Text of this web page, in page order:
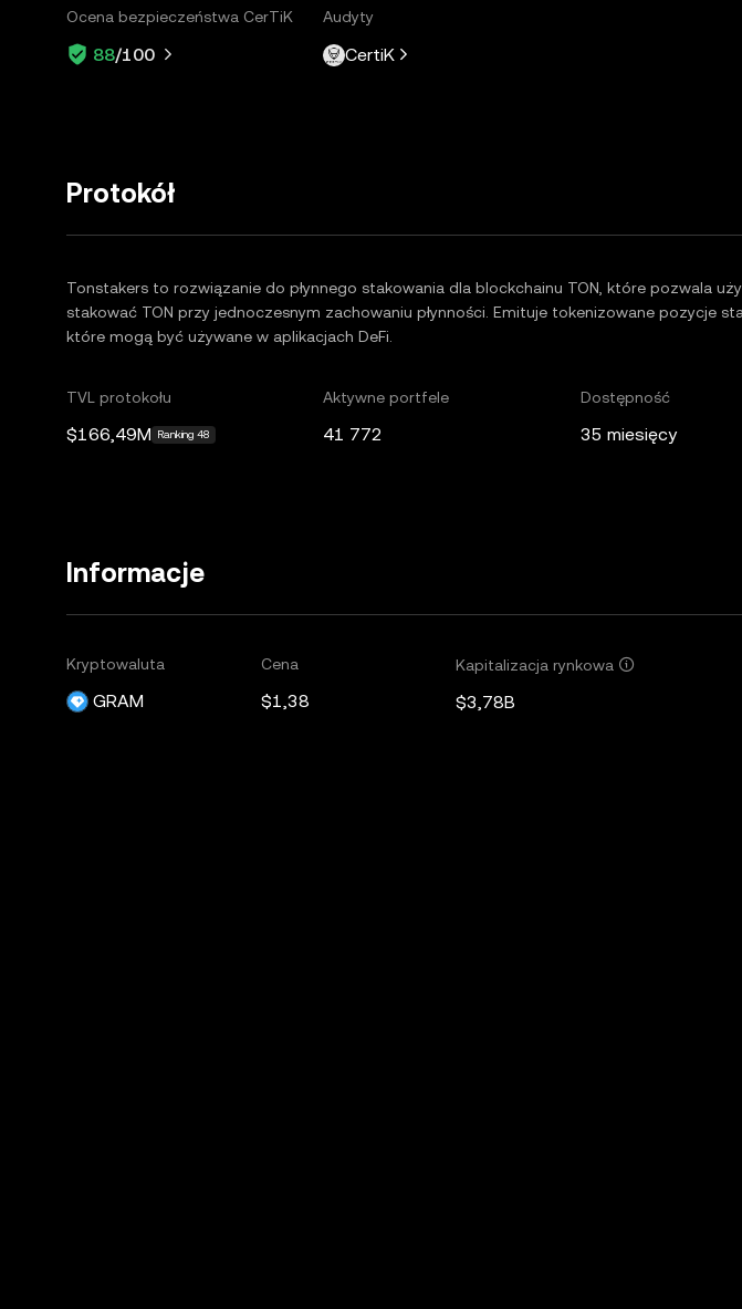
Ocena bezpieczeństwa CerTiK
88/100
Audyty
CertiK
Protokół
Tonstakers to rozwiązanie do płynnego stakowania dla blockchainu TON, które pozwala
stakować TON przy jednoczesnym zachowaniu płynności. Emituje tokenizowane pozycje
które mogą być używane w aplikacjach DeFi.
TVL protokołu
$166,49M Ranking 48
Aktywne portfele
41 772
Dostępność
35 miesięcy
Informacje
Kryptowaluta
GRAM
Cena
$1,38
Kapitalizacja rynkowa
$3,78B